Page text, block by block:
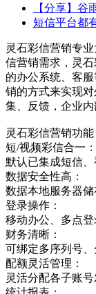
【分享】谷
短信平台都
灵石彩信营销专
信营销需求，灵
的办公系统、客
销的方式来实现
集、反馈，企业内
灵石彩信营销功能
短/视频彩信合一：
默认已集成短信、
数据安全性高：
数据本地服务器储
登录操作：
移动办公、多点登
财务清晰：
可绑定多序列号、
配额灵活管理：
灵活分配各子账号